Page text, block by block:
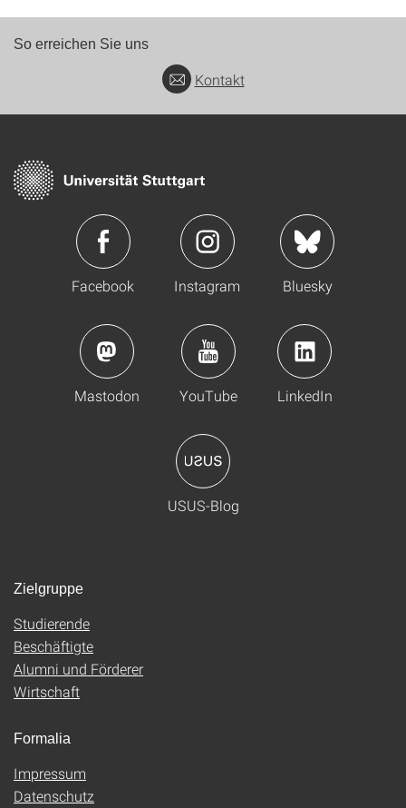
So erreichen Sie uns
Kontakt
Facebook Instagram Bluesky
Mastodon YouTube LinkedIn
USUS-Blog
Zielgruppe
Studierende
Beschäftigte
Alumni und Förderer
Wirtschaft
Formalia
Impressum
Datenschutz